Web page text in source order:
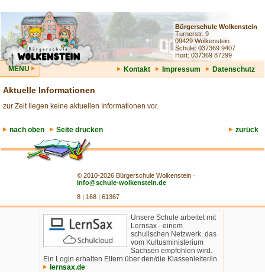
MENU Kontakt Impressum Datenschutz
Bürgerschule Wolkenstein
Turnerstr. 9
09429 Wolkenstein
Schule: 037369 9407
Hort: 037369 87299
Aktuelle Informationen
zur Zeit liegen keine aktuellen Informationen vor.
nach oben Seite drucken zurück
© 2010-2026 Bürgerschule Wolkenstein ·
info@schule-wolkenstein.de
8 | 168 | 61367
Unsere Schule arbeitet mit
Lernsax - einem
schulischen Netzwerk, das
vom Kultusministerium
Sachsen empfohlen wird.
Ein Login erhalten Eltern über den/die Klassenleiter/in.
lernsax.de